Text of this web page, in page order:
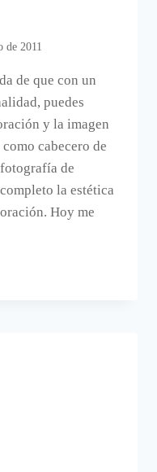
de 2011
de que con un
puedes
y la imagen
cabecero de
de
la estética
Hoy me